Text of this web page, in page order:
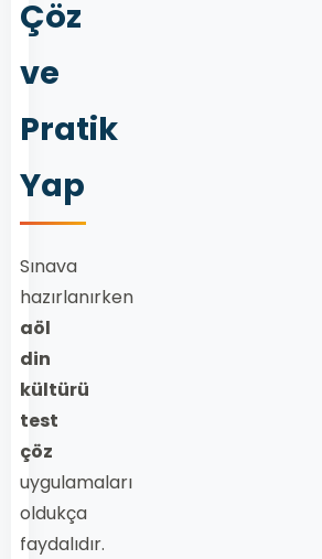
Çöz
ve
Pratik
Yap
Sınava
hazırlanırken
aöl
din
kültürü
test
çöz
uygulamaları
oldukça
faydalıdır.